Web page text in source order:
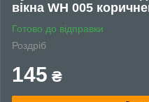
вікна WH 005
Готово до відправки
Роздріб
145 ₴